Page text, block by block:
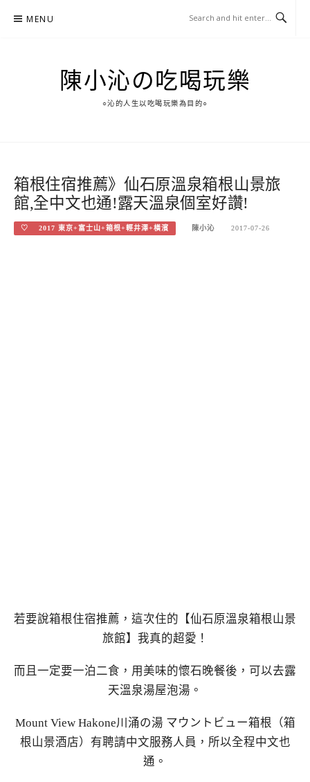
MENU
陳小沁の吃喝玩樂
○沁的人生以吃喝玩樂為目的○
箱根住宿推薦》仙石原溫泉箱根山景旅
館,全中文也通!露天溫泉個室好讚!
♡ 2017 東京+富士山+箱根+輕井澤+橫濱 陳小沁 2017-07-26
若要說箱根住宿推薦，這次住的【仙石原溫泉箱根山景
旅館】我真的超愛！
而且一定要一泊二食，用美味的懷石晚餐後，可以去露
天溫泉湯屋泡湯。
Mount View Hakone川涌の湯 マウントビュー箱根（箱
根山景酒店）有聘請中文服務人員，所以全程中文也
通。